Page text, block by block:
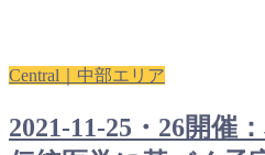
Central｜中部エリア
2021-11-25・26開催